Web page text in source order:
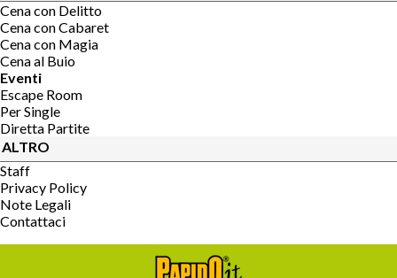
Cena con Delitto
Cena con Cabaret
Cena con Magia
Cena al Buio
Eventi
Escape Room
Per Single
Diretta Partite
ALTRO
Staff
Privacy Policy
Note Legali
Contattaci